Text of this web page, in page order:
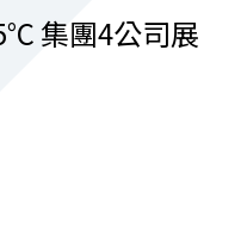
集團4公司展